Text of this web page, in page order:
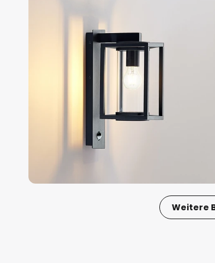
Weitere